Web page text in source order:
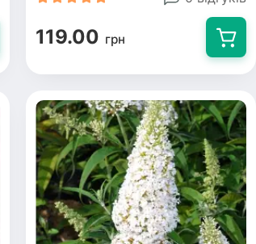
119.00 грн